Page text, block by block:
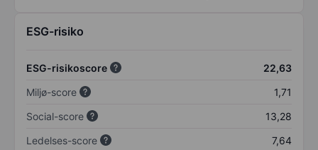
ESG-risiko
ESG-risikoscore
22,63
Miljø-score
1,71
Social-score
13,28
Ledelses-score
7,64